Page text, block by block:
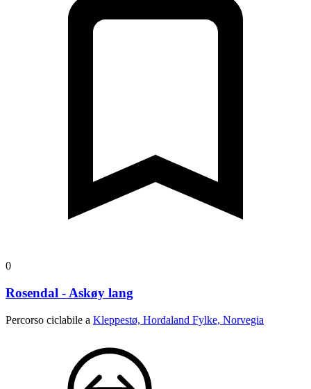
0
Rosendal - Askøy lang
Percorso ciclabile a Kleppestø, Hordaland Fylke, Norvegia